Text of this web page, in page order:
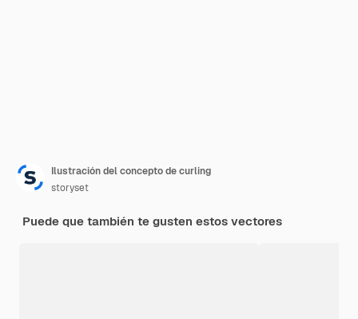
Ilustración del concepto de curling
storyset
Puede que también te gusten estos vectores